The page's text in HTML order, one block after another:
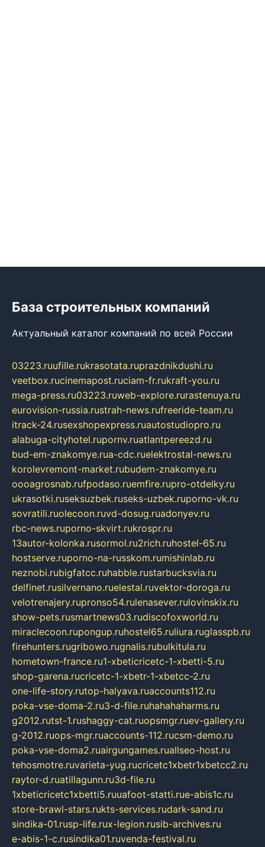
База строительных компаний
Актуальный каталог компаний по всей России
03223.ruufille.rukrasotata.ruprazdnikdushi.ru
veetbox.rucinemapost.ruciam-fr.rukraft-you.ru
mega-press.ru03223.ruweb-explore.rurastenuya.ru
eurovision-russia.rustrah-news.rufreeride-team.ru
itrack-24.rusexshopexpress.ruautostudiopro.ru
alabuga-cityhotel.rupornv.ruatlantpereezd.ru
bud-em-znakomye.rua-cdc.ruelektrostal-news.ru
korolevremont-market.rubudem-znakomye.ru
oooagrosnab.rufpodaso.ruemfire.rupro-otdelky.ru
ukrasotki.ruseksuzbek.ruseks-uzbek.ruporno-vk.ru
sovratili.ruolecoon.ruvd-dosug.ruadonyev.ru
rbc-news.ruporno-skvirt.rukrospr.ru
13autor-kolonka.rusormol.ru2rich.ruhostel-65.ru
hostserve.ruporno-na-russkom.rumishinlab.ru
neznobi.rubigfatcc.ruhabble.rustarbucksvia.ru
delfinet.rusilvernano.ruelestal.ruvektor-doroga.ru
velotrenajery.rupronso54.rulenasever.rulovinskix.ru
show-pets.rusmartnews03.rudiscofoxworld.ru
miraclecoon.rupongup.ruhostel65.ruliura.ruglasspb.ru
firehunters.rugribowo.rugnalis.rubulkitula.ru
hometown-france.ru1-xbeticricetc-1-xbetti-5.ru
shop-garena.rucricetc-1-xbetr-1-xbetcc-2.ru
one-life-story.rutop-halyava.ruaccounts112.ru
poka-vse-doma-2.ru3-d-file.ruhahahaharms.ru
g2012.rutst-1.rushaggy-cat.ruopsmgr.ruev-gallery.ru
g-2012.ruops-mgr.ruaccounts-112.rucsm-demo.ru
poka-vse-doma2.ruairgungames.ruallseo-host.ru
tehosmotre.ruvarieta-yug.rucricetc1xbetr1xbetcc2.ru
raytor-d.ruatillagunn.ru3d-file.ru
1xbeticricetc1xbetti5.ruuafoot-statti.rue-abis1c.ru
store-brawl-stars.rukts-services.rudark-sand.ru
sindika-01.rusp-life.rux-legion.rusib-archives.ru
e-abis-1-c.rusindika01.ruvenda-festival.ru